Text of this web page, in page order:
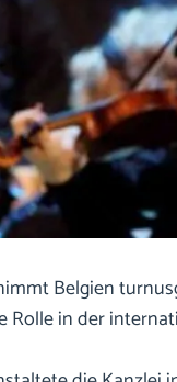
Belgien
Rolle in der